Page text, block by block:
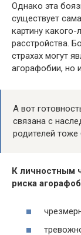
Однако эта
существует
картину
расстройства.
страхах могут
агорафобии, но
А вот
связана с
родителей
К личностным
риска